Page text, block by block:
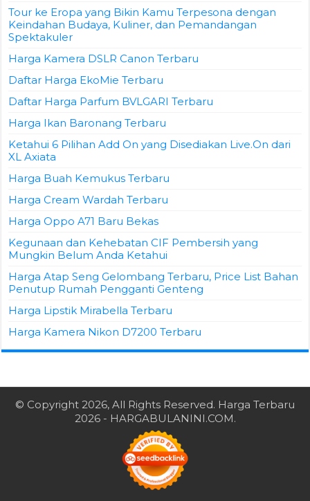
Tour ke Eropa yang Bikin Kamu Terpesona dengan
Keindahan Budaya, Kuliner, dan Pemandangan
Spektakuler
Harga Kamera DSLR Canon Terbaru
Daftar Harga EkoMie Terbaru
Daftar Harga Parfum BVLGARI Terbaru
Harga Ikan Baronang Terbaru
Ketahui 6 Pilihan Add On yang Disediakan Live.On dari
XL Axiata
Harga Buah Kemukus Terbaru
Harga Cream Wardah Terbaru
Harga Oppo A71 Baru Bekas
Kegunaan dan Kehebatan CIF Pembersih yang
Mungkin Belum Anda Ketahui
Harga Atap Seng Gelombang Terbaru, Price List Bahan
Penutup Rumah Pengganti Genteng
Harga Lipstik Mirabella Terbaru
Harga Kamera Nikon D7200 Terbaru
© Copyright 2026, All Rights Reserved. Harga Terbaru
2026- HARGABULANINI.COM.